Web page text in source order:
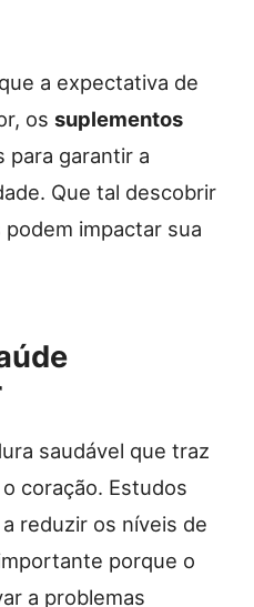
a expectativa de
os suplementos
para garantir a
Que tal descobrir
impactar sua
saudável que traz
coração. Estudos
reduzir os níveis de
porque o
a problemas